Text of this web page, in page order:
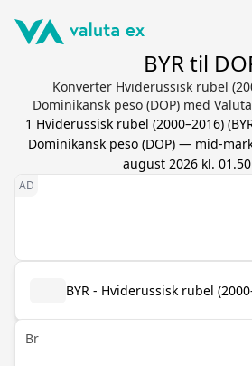
BYR til
Konverter Hviderussisk rubel
Dominikansk peso (DOP) med
1 Hviderussisk rubel (2000–2016)(
Dominikansk peso(DOP) — mid-
august 2026 kl. 01.50
BYR - Hviderussisk rubel
Br